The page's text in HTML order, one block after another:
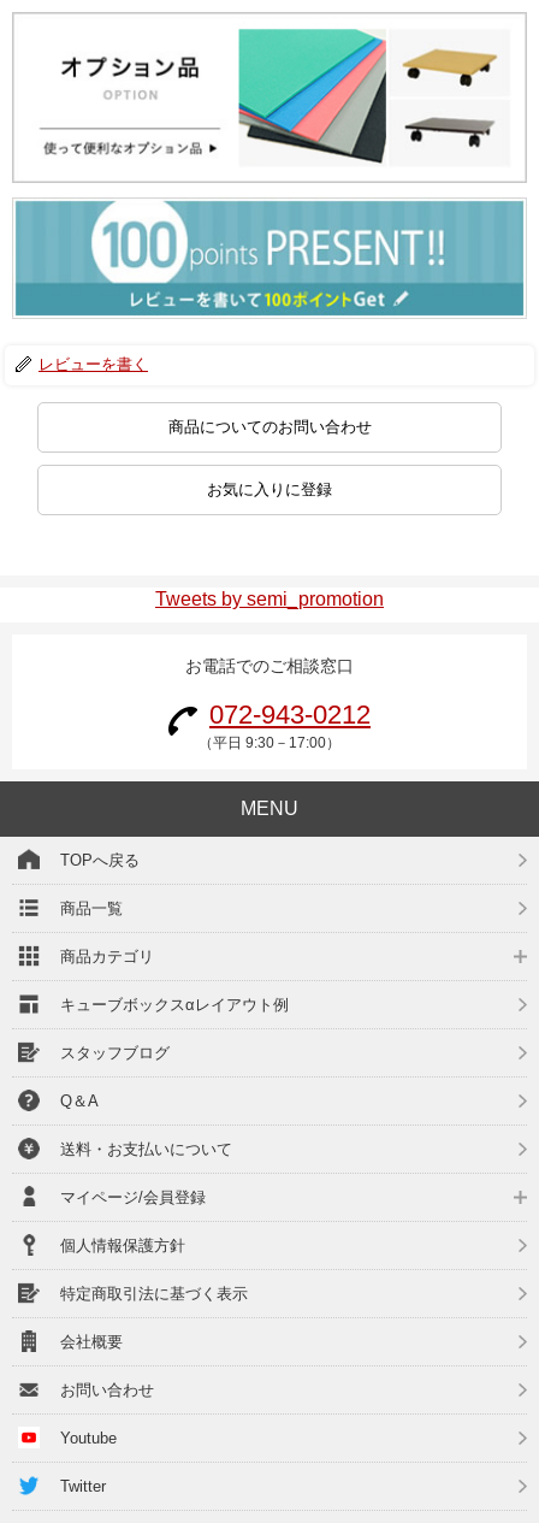
レビューを書く
商品についてのお問い合わせ
お気に入りに登録
Tweets by semi_promotion
お電話でのご相談窓口
072-943-0212
（平日 9:30－17:00）
MENU
TOPへ戻る
商品一覧
商品カテゴリ
キューブボックスαレイアウト例
スタッフブログ
Q＆A
送料・お支払いについて
マイページ/会員登録
個人情報保護方針
特定商取引法に基づく表示
会社概要
お問い合わせ
Youtube
Twitter